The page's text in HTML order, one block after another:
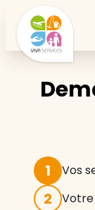
1 Vos
2